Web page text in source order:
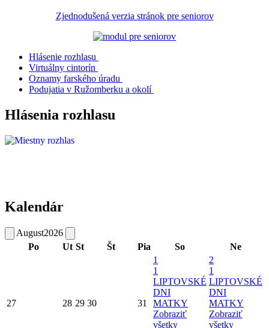
Zjednodušená verzia stránok pre seniorov
Hlásenie rozhlasu
Virtuálny cintorín
Oznamy farského úradu
Podujatia v Ružomberku a okolí
Hlásenia rozhlasu
Kalendár
August2026
Po
Ut St Št Pia So Ne
27 28 29 30 31
1
1
LIPTOVSKÉ
DNI
MATKY
Zobraziť
všetky
2
1
LIPTOVSKÉ
DNI
MATKY
Zobraziť
všetky